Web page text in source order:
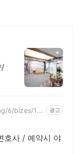
/
6/bizes/14
광고
호사 / 예약시 야